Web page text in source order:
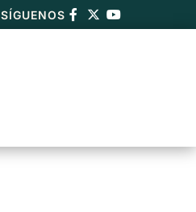
SÍGUENOS